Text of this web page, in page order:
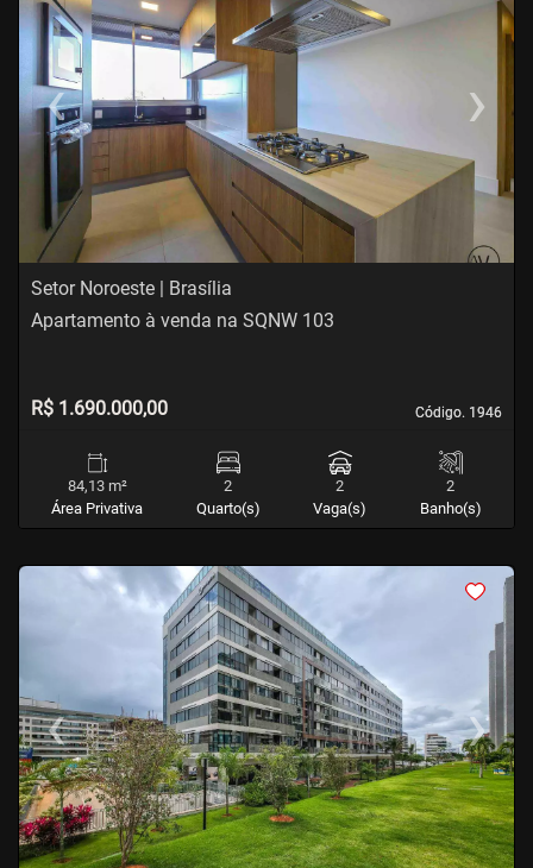
‹Previous ›Next
Setor Noroeste | Brasília
Código. 1946
Código. 1946
Apartamento à venda na SQNW 103
R$ 1.690.000,00
84,13 m²
Área Privativa
2
Quarto(s)
2
Vaga(s)
2
Banho(s)
<
‹Previous ›Next